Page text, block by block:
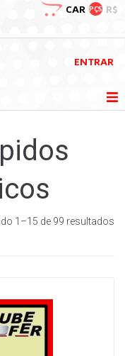
CAR PÇS R$
ENTRAR
1–15 de 99 resultados